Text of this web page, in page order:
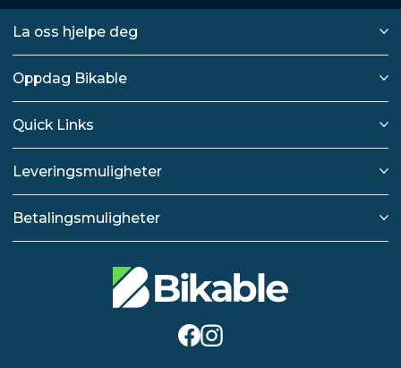
La oss hjelpe deg
Oppdag Bikable
Quick Links
Leveringsmuligheter
Betalingsmuligheter